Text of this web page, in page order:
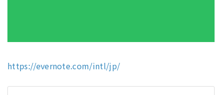
https://evernote.com/intl/jp/